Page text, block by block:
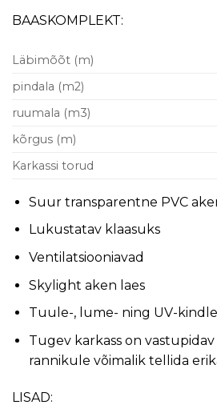
BAASKOMPLEKT:
Läbimõõt (m)
pindala (m2)
ruumala (m3)
kõrgus (m)
Karkassi torud
Suur transparentne PVC
Lukustatav klaasuks
Ventilatsiooniavad
Skylight aken laes
Tuule-, lume- ning UV-
Tugev karkass on
rannikule võimalik tellida
LISAD: